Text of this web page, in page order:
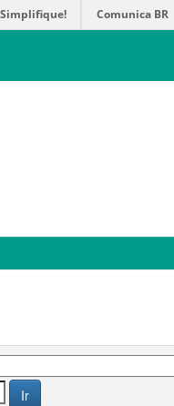
Simplifique! Comunica BR